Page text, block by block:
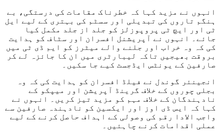
انہوں نے مزید کہا کہ خطرناک مقامات کی درستگی، بے
ہنگم تاروں کی تبدیلی اور سسٹم کی بہتری کے لیے ایل
ٹی اور ایچ ٹی پروپوزلز کو جلد از جلد مکمل کیا
جائے۔ انہوں نے آپریشنل افسران اور سٹاف کو ہدایت
کی کہ وہ خراب اور جلنے والے میٹرز کو ایم ڈی ٹی میں
بروقت بھیجیں تاکہ لیبارٹری میں ان کا جائزہ لے کر
صارفین کے یونٹس ایڈجسٹ کیے جا سکیں۔
انجینئر گوندل نے فیلڈ افسران کو ہدایت کی کہ وہ
بجلی چوروں کے خلاف گرینڈ آپریشن اور میپکو کے
نادہندگان کے خلاف مہم کو مزید تیز کریں۔ انہوں نے
کہا کہ ایس ڈی اوز اور ایکسین کو نادہندہ صارفین سے
واجب الادا رقم کی وصولی کے اہداف حاصل کرنے کے لیے
عملی اقدامات کرنے چاہئیں۔